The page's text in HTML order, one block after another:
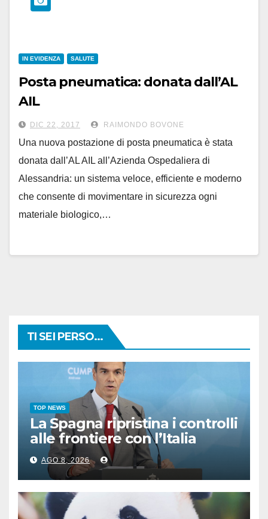
IN EVIDENZA SALUTE
Posta pneumatica: donata dall’AL
AIL
la postazione del dh-
oncoematologico
DIC 22, 2017 RAIMONDO BOVONE
Una nuova postazione di posta pneumatica è stata
donata dall’AL AIL all’Azienda Ospedaliera di
Alessandria: un sistema veloce, efficiente e moderno
che consente di movimentare in sicurezza ogni
materiale biologico,…
TI SEI PERSO...
TOP NEWS
La Spagna ripristina i controlli
alle frontiere con l’Italia
AGO 8, 2026